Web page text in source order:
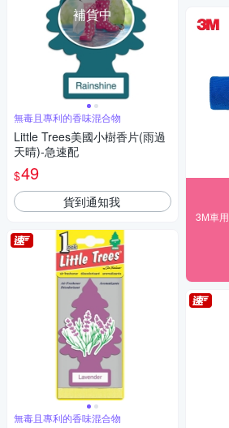
補貨中
無毒且專利的香味混合物
Little Trees美國小樹香片(雨過
天晴)-急速配
$49
貨到通知我
無毒且專利的香味混合物